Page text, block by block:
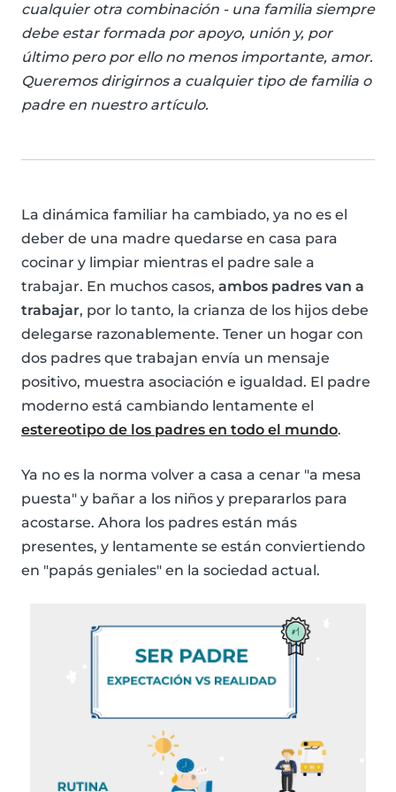
cualquier otra combinación - una familia siempre
debe estar formada por apoyo, unión y, por
último pero por ello no menos importante, amor.
Queremos dirigirnos a cualquier tipo de familia o
padre en nuestro artículo.
La dinámica familiar ha cambiado, ya no es el
deber de una madre quedarse en casa para
cocinar y limpiar mientras el padre sale a
trabajar. En muchos casos, ambos padres van a
trabajar, por lo tanto, la crianza de los hijos debe
delegarse razonablemente. Tener un hogar con
dos padres que trabajan envía un mensaje
positivo, muestra asociación e igualdad. El padre
moderno está cambiando lentamente el
estereotipo de los padres en todo el mundo.
Ya no es la norma volver a casa a cenar "a mesa
puesta" y bañar a los niños y prepararlos para
acostarse. Ahora los padres están más
presentes, y lentamente se están conviertiendo
en "papás geniales" en la sociedad actual.